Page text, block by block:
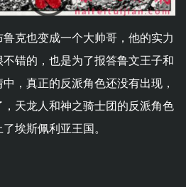
克也变成一个大帅哥，他的实力
错的，也是为了报答鲁文王子和
，真正的反派角色还没有出现，
天龙人和神之骑士团的反派角色
埃斯佩利亚王国。